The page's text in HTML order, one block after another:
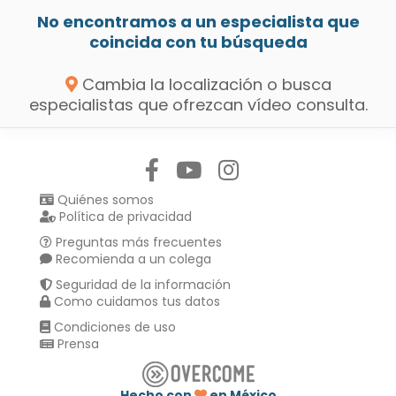
No encontramos a un especialista que
coincida con tu búsqueda
Cambia la localización o busca
especialistas que ofrezcan vídeo consulta.
Quiénes somos
Política de privacidad
Preguntas más frecuentes
Recomienda a un colega
Seguridad de la información
Como cuidamos tus datos
Condiciones de uso
Prensa